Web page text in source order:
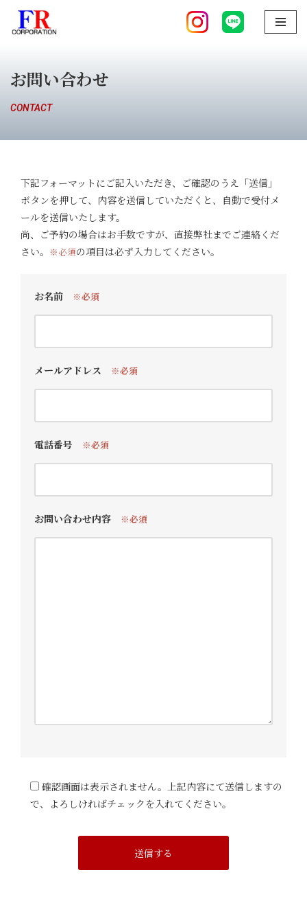
コ
テ
ン
ツ
ス
お問い合わせ
CONTACT
下記フォーマットにご記入いただき、ご確認のうえ「送信」
ボタンを押して、内容を送信していただくと、自動で受付メ
ールを送信いたします。
尚、ご予約の場合はお手数ですが、直接弊社までご連絡くだ
さい。 ※必須の項目は必ず入力してください。
お名前 ※必須
メールアドレス ※必須
電話番号 ※必須
お問い合わせ内容 ※必須
確認画面は表示されません。上記内容にて送信しますの
で、よろしければチェックを入れてください。